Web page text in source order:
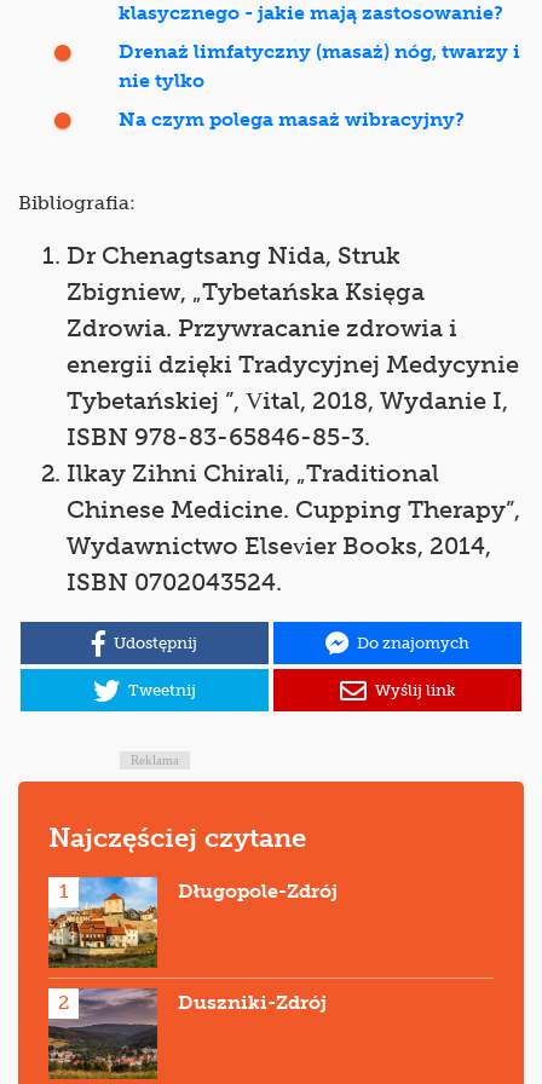
klasycznego - jakie mają zastosowanie?
Drenaż limfatyczny (masaż) nóg, twarzy i
nie tylko
Na czym polega masaż wibracyjny?
Bibliografia:
Dr Chenagtsang Nida, Struk
Zbigniew, „Tybetańska Księga
Zdrowia. Przywracanie zdrowia i
energii dzięki Tradycyjnej Medycynie
Tybetańskiej ”, Vital, 2018, Wydanie I,
ISBN 978-83-65846-85-3.
Ilkay Zihni Chirali, „Traditional
Chinese Medicine. Cupping Therapy”,
Wydawnictwo Elsevier Books, 2014,
ISBN 0702043524.
Udostępnij Do znajomych
Tweetnij Wyślij link
Reklama
Najczęściej czytane
1 Długopole-Zdrój
2 Duszniki-Zdrój